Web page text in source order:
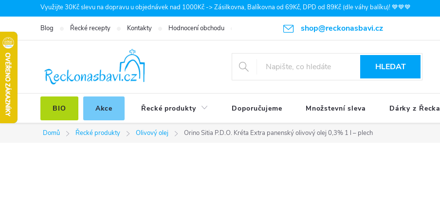
na
obsah
Využijte 30Kč slevu na dopravu u objednávek nad 1000Kč -> Zásilkovna, Balíkovna od 69Kč, DPD od 89Kč (dle váhy balíku)! 💙💙💙
shop@reckonasbavi.cz
Blog Řecké recepty Kontakty Hodnocení obchodu Podmínky ochrany osobních údajů Obchodní podmínky
HLEDAT
BIO Akce Řecké produkty Doporučujeme Množstevní sleva Dárky z Řecka
Domů Řecké produkty Olivový olej Orino Sitia P.D.O. Kréta Extra panenský olivový olej 0,3% 1 l – plech